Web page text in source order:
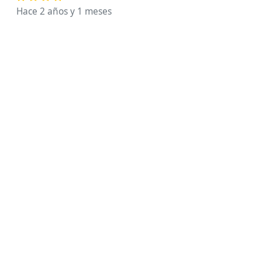
Hace 2 años y 1 meses